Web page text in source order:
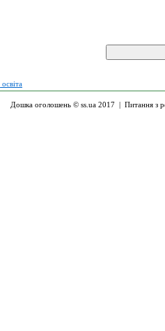
Дошка оголошень © ss.ua 2017 | Питання з